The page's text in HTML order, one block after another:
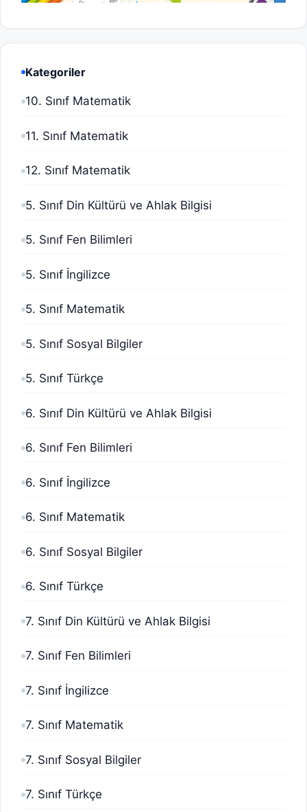
Kategoriler
10. Sınıf Matematik
11. Sınıf Matematik
12. Sınıf Matematik
5. Sınıf Din Kültürü ve Ahlak Bilgisi
5. Sınıf Fen Bilimleri
5. Sınıf İngilizce
5. Sınıf Matematik
5. Sınıf Sosyal Bilgiler
5. Sınıf Türkçe
6. Sınıf Din Kültürü ve Ahlak Bilgisi
6. Sınıf Fen Bilimleri
6. Sınıf İngilizce
6. Sınıf Matematik
6. Sınıf Sosyal Bilgiler
6. Sınıf Türkçe
7. Sınıf Din Kültürü ve Ahlak Bilgisi
7. Sınıf Fen Bilimleri
7. Sınıf İngilizce
7. Sınıf Matematik
7. Sınıf Sosyal Bilgiler
7. Sınıf Türkçe